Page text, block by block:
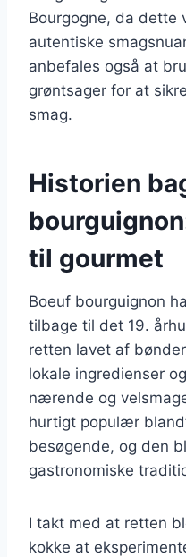
Bourgogne, da dette
autentiske
anbefales også at
grøntsager for at
smag.
Historien
til gourmet
Boeuf bourguignon
tilbage til det 19.
retten lavet af
lokale ingredienser
nærende og
hurtigt populær
besøgende, og den
gastronomiske
I takt med at retten
kokke at